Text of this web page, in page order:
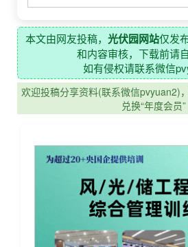
本文由网友投稿， 光伏园网站仅发
和内容审核，下载前请
如有侵权请联系微信
欢迎投稿分享资料(联系微信pvyuan2)
兑换“年度会员”